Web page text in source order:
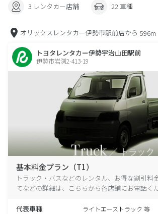
3 レンタカー店舗 22 車種
オリックスレンタカー伊勢市駅前店から 596m
トヨタレンタカー伊勢宇治山田駅前
伊勢市岩渕2-413-19
基本料金プラン（T1）
トラック・バスなどのレンタル、お得な割引料
てなどの詳細は、こちらから各店舗にお電話くだ
代表車種 ライトエーストラック 等